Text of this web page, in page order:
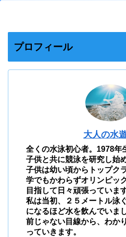
プロフィール
大人の水
全くの水泳初心者。1978年
子供と共に競泳を研究し始
子供は幼い頃からトップク
学でもかわらずオリンピッ
目指して日々頑張っています
私は当初、２５メートル泳
になるほど水を飲んでいま
前じゃない目線から、わか
っていきます。